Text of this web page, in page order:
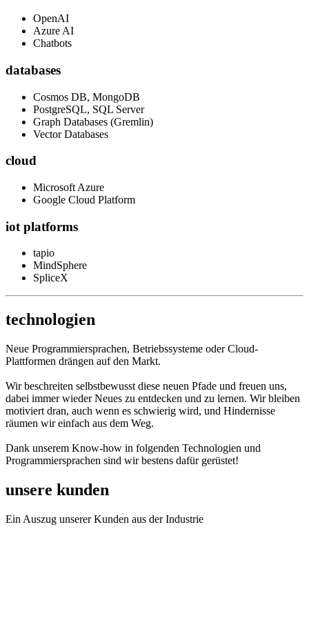
OpenAI
Azure AI
Chatbots
databases
Cosmos DB, MongoDB
PostgreSQL, SQL Server
Graph Databases (Gremlin)
Vector Databases
cloud
Microsoft Azure
Google Cloud Platform
iot platforms
tapio
MindSphere
SpliceX
technologien
Neue Programmiersprachen, Betriebssysteme oder Cloud-
Plattformen drängen auf den Markt.
Wir beschreiten selbstbewusst diese neuen Pfade und freuen uns,
dabei immer wieder Neues zu entdecken und zu lernen. Wir bleiben
motiviert dran, auch wenn es schwierig wird, und Hindernisse
räumen wir einfach aus dem Weg.
Dank unserem Know-how in folgenden Technologien und
Programmiersprachen sind wir bestens dafür gerüstet!
unsere kunden
Ein Auszug unserer Kunden aus der Industrie